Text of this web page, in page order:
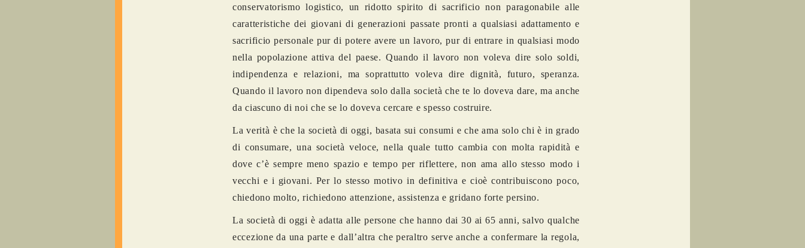
conservatorismo logistico, un ridotto spirito di sacrificio non paragonabile alle
caratteristiche dei giovani di generazioni passate pronti a qualsiasi adattamento e
sacrificio personale pur di potere avere un lavoro, pur di entrare in qualsiasi modo
nella popolazione attiva del paese. Quando il lavoro non voleva dire solo soldi,
indipendenza e relazioni, ma soprattutto voleva dire dignità, futuro, speranza.
Quando il lavoro non dipendeva solo dalla società che te lo doveva dare, ma anche
da ciascuno di noi che se lo doveva cercare e spesso costruire.
La verità è che la società di oggi, basata sui consumi e che ama solo chi è in grado
di consumare, una società veloce, nella quale tutto cambia con molta rapidità e
dove c’è sempre meno spazio e tempo per riflettere, non ama allo stesso modo i
vecchi e i giovani. Per lo stesso motivo in definitiva e cioè contribuiscono poco,
chiedono molto, richiedono attenzione, assistenza e gridano forte persino.
La società di oggi è adatta alle persone che hanno dai 30 ai 65 anni, salvo qualche
eccezione da una parte e dall’altra che peraltro serve anche a confermare la regola,